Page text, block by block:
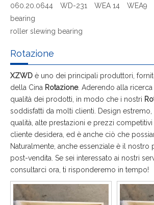
060.20.0644
WD-231 WEA 14 WEA9
bearing
roller slewing bearing
Rotazione
XZWD è uno dei principali produttori,
della Cina Rotazione. Aderendo alla
qualità dei prodotti, in modo che i nostri
soddisfatti da molti clienti. Design
qualità, alte prestazioni e prezzi
cliente desidera, ed è anche ciò che
Naturalmente, anche essenziale è il nostro
post-vendita. Se sei interessato ai nostri
consultarci ora, ti risponderemo in tempo!